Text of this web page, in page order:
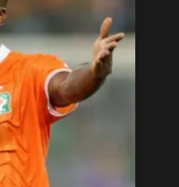
sportifs